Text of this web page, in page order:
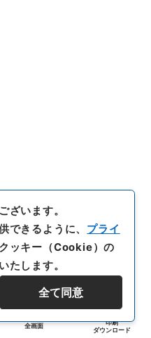
全画面
印刷
ダウンロード
ざいます。
できるように、 プライ
ッキー（Cookie）の
たします。
全て同意